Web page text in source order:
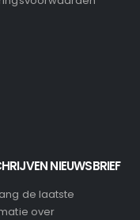
NIEUWSBRIEF
de laatste
over